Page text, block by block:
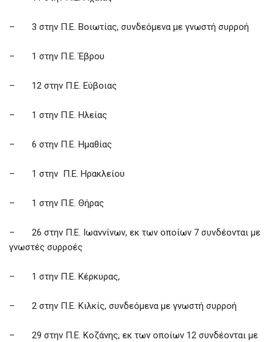
– 3 στην Π.Ε. Βοιωτίας, συνδεόμενα με γνωστή συρροή
– 1 στην Π.Ε. Έβρου
– 12 στην Π.Ε. Εύβοιας
– 1 στην Π.Ε. Ηλείας
– 6 στην Π.Ε. Ημαθίας
– 1 στην Π.Ε. Ηρακλείου
– 1 στην Π.Ε. Θήρας
– 26 στην Π.Ε. Ιωαννίνων, εκ των οποίων 7 συνδέονται με
γνωστές συρροές
– 1 στην Π.Ε. Κέρκυρας,
– 2 στην Π.Ε. Κιλκίς, συνδεόμενα με γνωστή συρροή
– 29 στην Π.Ε. Κοζάνης, εκ των οποίων 12 συνδέονται με